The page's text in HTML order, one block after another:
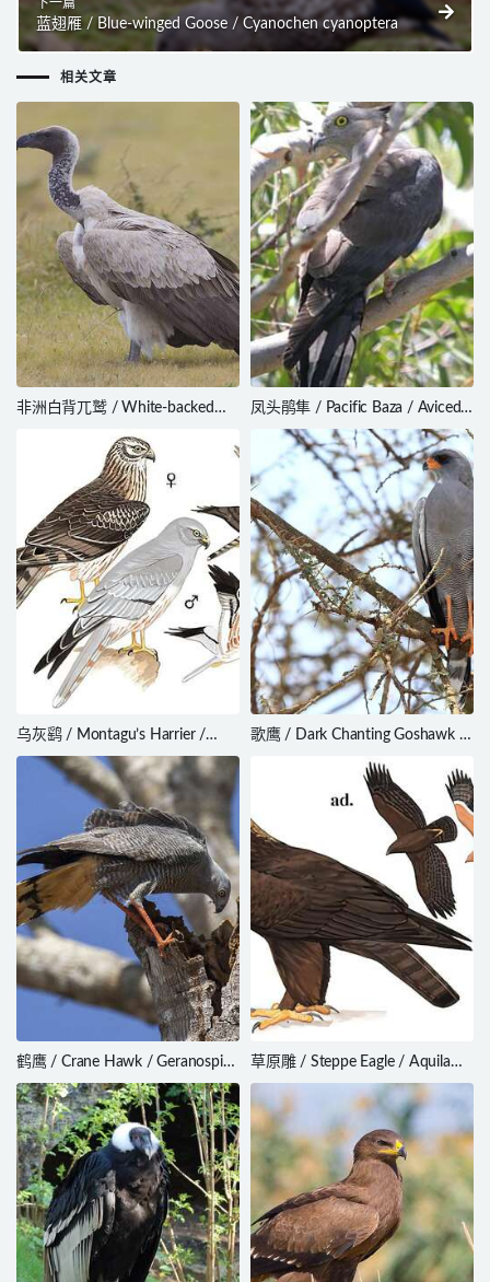
下一篇
蓝翅雁 / Blue-winged Goose / Cyanochen cyanoptera
相关文章
非洲白背兀鹫 / White-backed
凤头鹃隼 / Pacific Baza / Aviceda
subcristata
乌灰鹞 / Montagu’s Harrier /
Circus pygargus
歌鹰 / Dark Chanting Goshawk /
鹤鹰 / Crane Hawk / Geranospiza
caerulescens
草原雕 / Steppe Eagle / Aquila
nipalensis